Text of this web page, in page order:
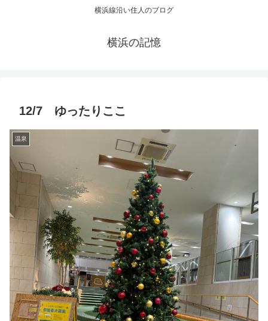
横浜線沿い住人のブログ
横浜の記憶
12/7 ゆったりここ
温泉